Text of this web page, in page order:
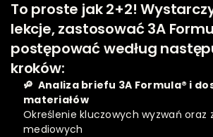
To proste jak 2+2!
lekcje, zastosować 3A
postępować według
kroków:
🔎  Analiza briefu 3A Formula® i
materiałów
Określenie kluczowych wyzwań oraz
mediowych